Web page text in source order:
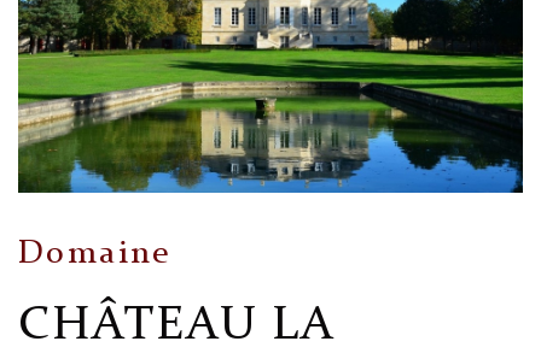
Domaine
CHÂTEAU LA